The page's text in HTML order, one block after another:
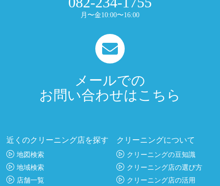
月〜金10:00〜16:00
メールでの
お問い合わせはこちら
近くのクリーニング店を探す
地図検索
地域検索
店舗一覧
クリーニングについて
クリーニングの豆知識
クリーニング店の選び方
クリーニング店の活用